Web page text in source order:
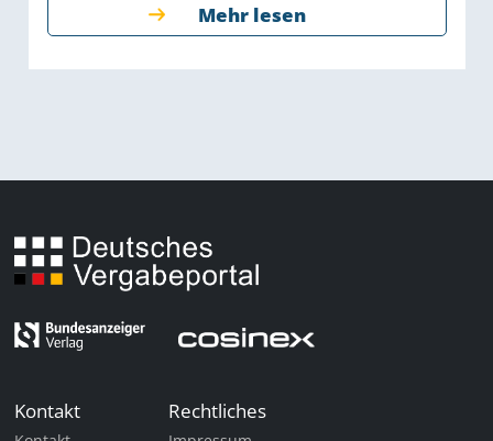
Mehr lesen
Kontakt Rechtliches